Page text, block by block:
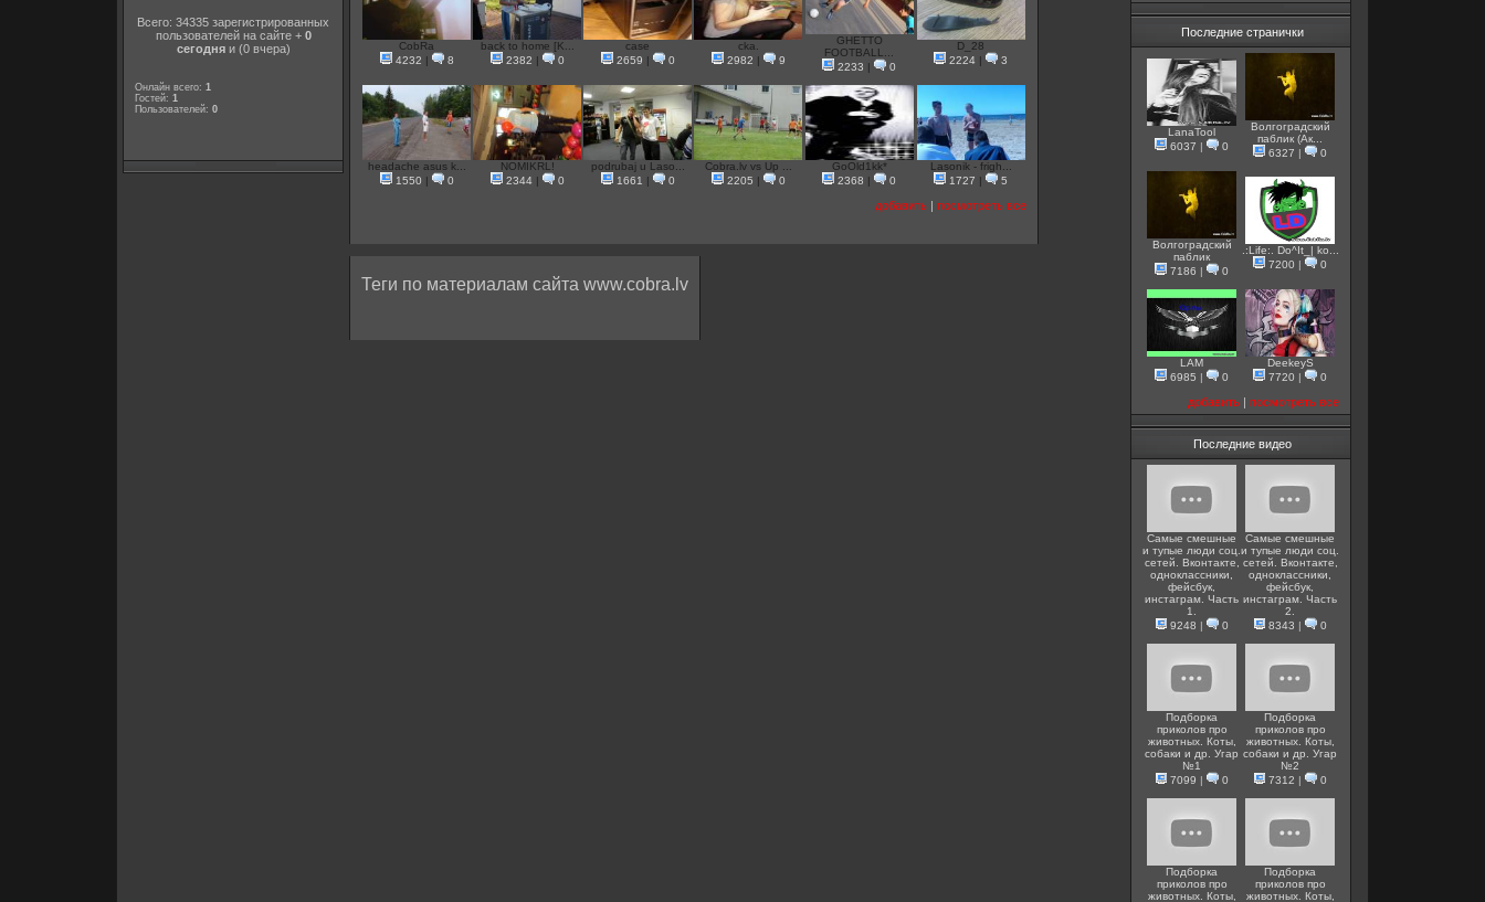
Всего: 34335 зарегистрированных
пользователей на сайте + 0
сегодняи (0 вчера)
Онлайн всего: 1
Гостей: 1
Пользователей: 0
CobRa
4232
8
back to home [K...
2382
0
case
2659
0
cka.
2982
9
GHETTO
FOOTBALL...
2233
0
D_28
2224
3
headache asus k...
1550
0
NOMIKRL!
2344| 0
podrubaj u Laso...
1661
0
Cobra.lv vs Up ...
2205
0
GoOld1kk*
2368
0
Lasonik - frigh...
1727
5
добавить посмотреть все
Теги по материалам сайта www.cobra.lv
Последние странички
LanaTool
6037
0
Волгоградский
паблик (Ак...
6327
0
Волгоградский
паблик
7186
0
.:Life:. Do^It_| ko...
7200
0
LAM
6985
0
DeekeyS
7720
0
добавить посмотреть все
Последние видео
Самые смешные
и тупые люди соц.
сетей. Вконтакте,
одноклассники,
фейсбук,
инстаграм. Часть
1.
9248
0
Самые смешные
и тупые люди соц.
сетей. Вконтакте,
одноклассники,
фейсбук,
инстаграм. Часть
2.
8343
0
Подборка
приколов про
животных. Коты,
собаки и др. Угар
№1
7099
0
Подборка
приколов про
животных. Коты,
собаки и др. Угар
№2
7312
0
Подборка
приколов про
животных. Коты,
Подборка
приколов про
животных. Коты,